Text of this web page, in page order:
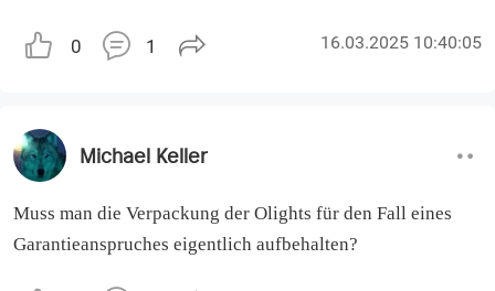
0 1 16.03.2025 10:40:05
Michael Keller
Muss man die Verpackung der Olights für den Fall eines
Garantieanspruches eigentlich aufbehalten?